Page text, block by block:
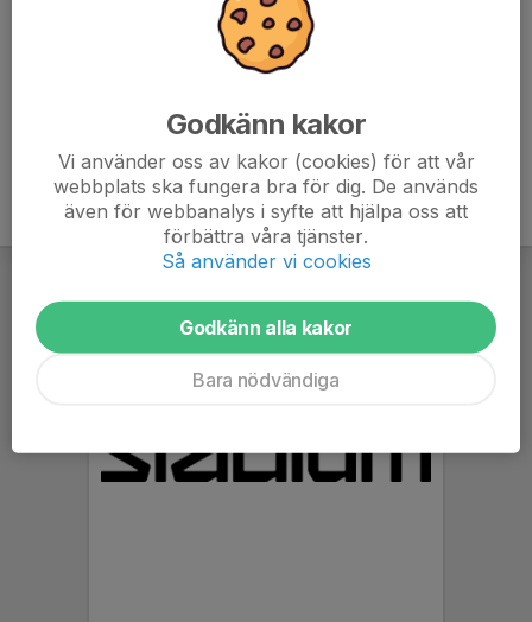
Godkänn kakor
Vi använder oss av kakor (cookies) för att vår
webbplats ska fungera bra för dig. De används
även för webbanalys i syfte att hjälpa oss att
förbättra våra tjänster.
Så använder vi cookies
Godkänn alla kakor
Bara nödvändiga